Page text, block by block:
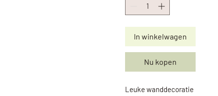
In winkelwagen
Nu kopen
Leuke wanddecoratie